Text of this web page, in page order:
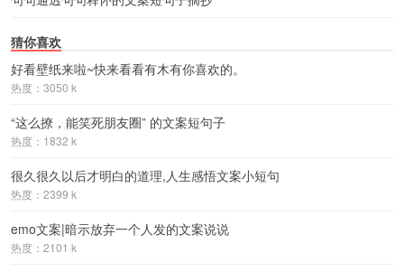
猜你喜欢
好看壁纸来啦~快来看看有木有你喜欢的。
热度：3050 k
“这么撩，能笑死朋友圈” 的文案短句子
热度：1832 k
很久很久以后才明白的道理,人生感悟文案小短句
热度：2399 k
emo文案|暗示放弃一个人发的文案说说
热度：2101 k